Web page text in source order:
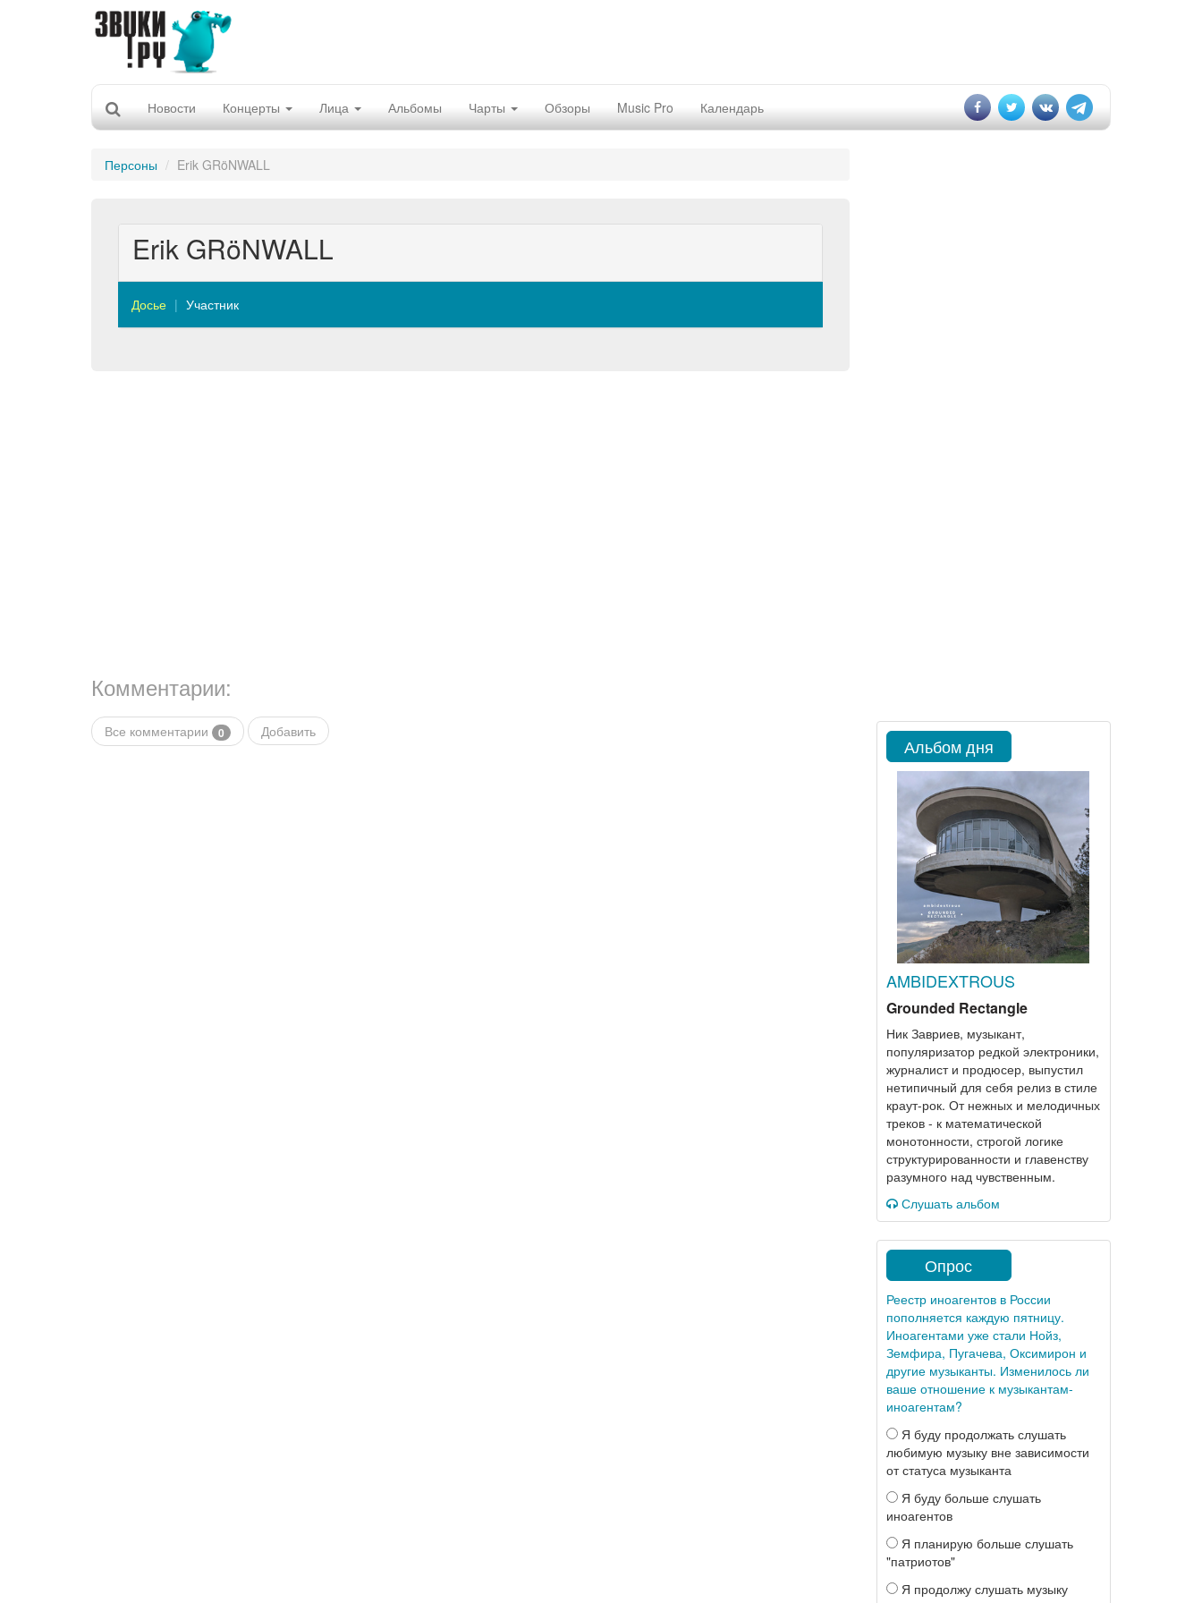
Новости Концерты Лица Альбомы Чарты Обзоры Music Pro Календарь
Персоны Erik GRöNWALL
Erik GRöNWALL
Досье Участник
Комментарии:
Все комментарии 0 Добавить
Альбом дня
AMBIDEXTROUS
Grounded Rectangle
Ник Завриев, музыкант,
популяризатор редкой электроники,
журналист и продюсер, выпустил
нетипичный для себя релиз в стиле
краут-рок. От нежных и мелодичных
треков - к математической
монотонности, строгой логике
структурированности и главенству
разумного над чувственным.
Слушать альбом
Опрос
Реестр иноагентов в России
пополняется каждую пятницу.
Иноагентами уже стали Нойз,
Земфира, Пугачева, Оксимирон и
другие музыканты. Изменилось ли
ваше отношение к музыкантам-
иноагентам?
Я буду продолжать слушать
любимую музыку вне зависимости
от статуса музыканта
Я буду больше слушать
иноагентов
Я планирую больше слушать
"патриотов"
Я продолжу слушать музыку